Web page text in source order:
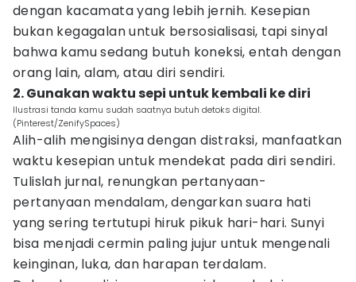
dengan kacamata yang lebih jernih. Kesepian
bukan kegagalan untuk bersosialisasi, tapi sinyal
bahwa kamu sedang butuh koneksi, entah dengan
orang lain, alam, atau diri sendiri.
2. Gunakan waktu sepi untuk kembali ke diri
Ilustrasi tanda kamu sudah saatnya butuh detoks digital.
(Pinterest/ZenifySpaces)
Alih-alih mengisinya dengan distraksi, manfaatkan
waktu kesepian untuk mendekat pada diri sendiri.
Tulislah jurnal, renungkan pertanyaan-
pertanyaan mendalam, dengarkan suara hati
yang sering tertutupi hiruk pikuk hari-hari. Sunyi
bisa menjadi cermin paling jujur untuk mengenali
keinginan, luka, dan harapan terdalam.